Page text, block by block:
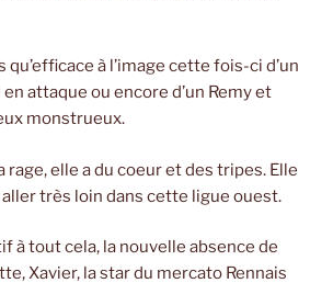
qu’efficace à l’image cette fois-ci d’un
attaque ou encore d’un Remy et
monstrueux.
rage, elle a du coeur et des tripes. Elle
très loin dans cette ligue ouest.
à tout cela, la nouvelle absence de
Xavier, la star du mercato Rennais